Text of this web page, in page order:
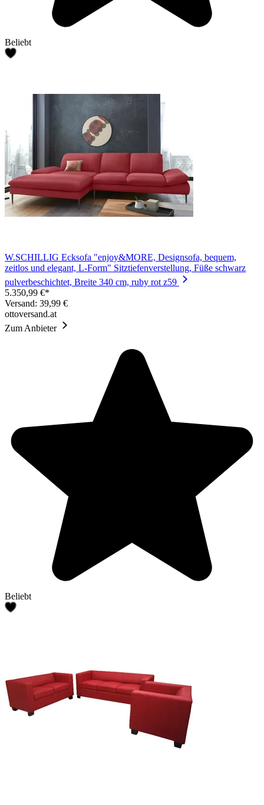
Beliebt
W.SCHILLIG Ecksofa "enjoy&MORE, Designsofa, bequem,
zeitlos und elegant, L-Form" Sitztiefenverstellung, Füße schwarz
pulverbeschichtet, Breite 340 cm, ruby rot z59
5.350,99 €*
Versand: 39,99 €
ottoversand.at
Zum Anbieter
Beliebt